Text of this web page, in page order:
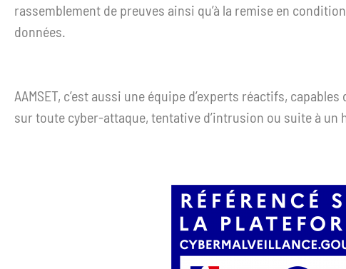
rassemblement de preuves ainsi qu’à la remise en
données.
AAMSET, c’est aussi une équipe d’experts réactifs,
sur toute cyber-attaque, tentative d’intrusion ou suite à un